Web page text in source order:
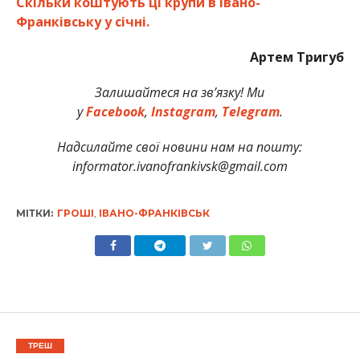
Франківську у січні.
Артем Тригуб
Залишайтеся на зв’язку! Ми
уFacebook, Instagram, Telegram.
Надсилайте свої новини нам на пошту:
informator.ivanofrankivsk@gmail.com
МІТКИ: ГРОШІ ІВАНО-ФРАНКІВСЬК
ТРЕШ